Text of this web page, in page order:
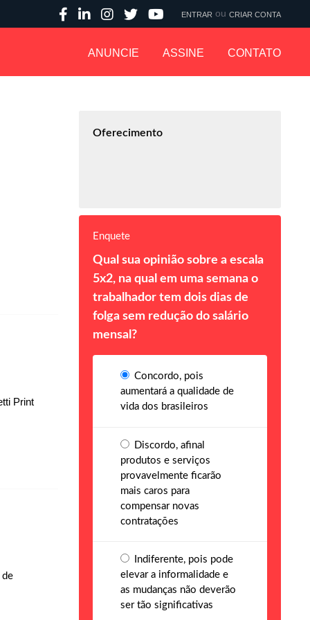
ANUNCIE ASSINE CONTATO
ENTRAR ou CRIAR CONTA
Print
de
Oferecimento
Enquete
Qual sua opinião sobre a escala
5x2, na qual em uma semana o
trabalhador tem dois dias de
folga sem redução do salário
mensal?
Concordo, pois
aumentará a qualidade de
vida dos brasileiros
Discordo, afinal
produtos e serviços
provavelmente ficarão
mais caros para
compensar novas
contratações
Indiferente, pois pode
elevar a informalidade e
as mudanças não deverão
ser tão significativas